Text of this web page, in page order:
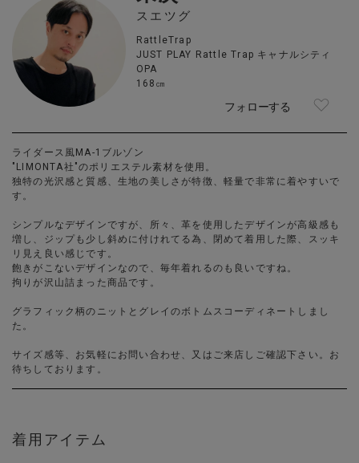
スエツグ
RattleTrap
JUST PLAY Rattle Trap キャナルシティ
OPA
168㎝
フォローする
ライダース風MA-1ブルゾン
"LIMONTA社"のポリエステル素材を使用。
独特の光沢感と質感、生地の美しさが特徴、軽量で非常に着やすいで
す。
シンプルなデザインですが、所々、革を使用したデザインが高級感も
増し、ジップも少し斜めに付けれてる為、閉めて着用した際、スッキ
リ見え良い感じです。
飽きがこないデザインなので、毎年着れるのも良いですね。
拘りが沢山詰まった商品です。
グラフィック柄のニットとグレイのボトムスコーディネートしまし
た。
サイズ感等、お気軽にお問い合わせ、又はご来店しご確認下さい。お
待ちしております。
着用アイテム